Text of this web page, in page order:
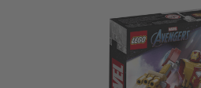
Zum Ende der Bildgalerie springen